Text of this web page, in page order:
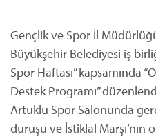
Gençlik ve Spor İl
Büyükşehir Belediyesi iş
Spor Haftası” kapsamında
Destek Programı”
Artuklu Spor Salonunda
duruşu ve İstiklal Marşı’nın